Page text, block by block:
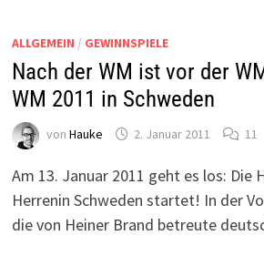
ALLGEMEIN / GEWINNSPIELE
Nach der WM ist vor der
WM 2011 in Schweden
von Hauke 2. Januar 2011 11
Am 13. Januar 2011 geht es los: Die
Herrenin Schweden startet! In der
die von Heiner Brand betreute